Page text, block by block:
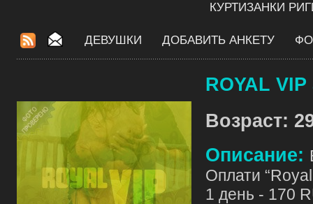
КУРТИЗАНКИ
ДЕВУШКИ ДОБАВИТЬ АНКЕТУ
ROYAL
Возраст:
Описание:
Оплати
1 день - 170